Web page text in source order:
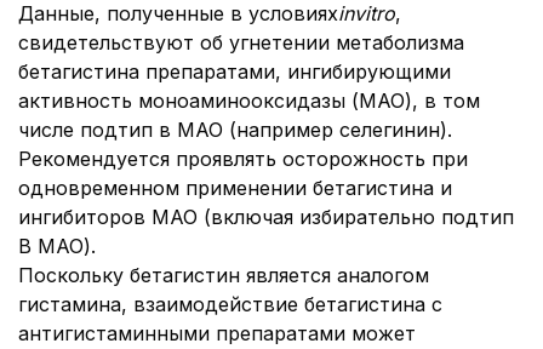
Данные, полученные в условияхinvitro,
свидетельствуют об угнетении метаболизма
бетагистина препаратами, ингибирующими
активность моноаминооксидазы (МАО), в том
числе подтип в МАО (например селегинин).
Рекомендуется проявлять осторожность при
одновременном применении бетагистина и
ингибиторов МАО (включая избирательно подтип
В МАО).
Поскольку бетагистин является аналогом
гистамина, взаимодействие бетагистина с
антигистаминными препаратами может